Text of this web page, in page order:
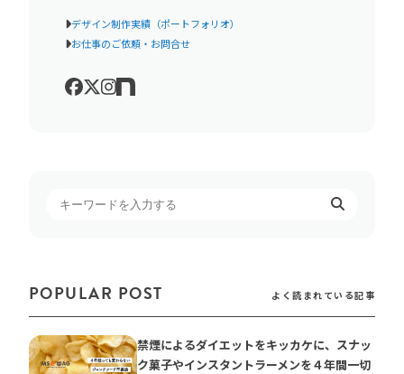
デザイン制作実績（ポートフォリオ）
お仕事のご依頼・お問合せ
POPULAR POST よく読まれている記事
禁煙によるダイエットをキッカケに、スナッ
ク菓子やインスタントラーメンを４年間一切